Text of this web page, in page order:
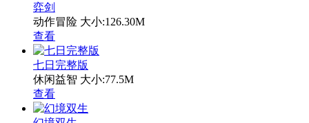
弈剑
动作冒险 大小:126.30M
查看
七日完整版
休闲益智 大小:77.5M
查看